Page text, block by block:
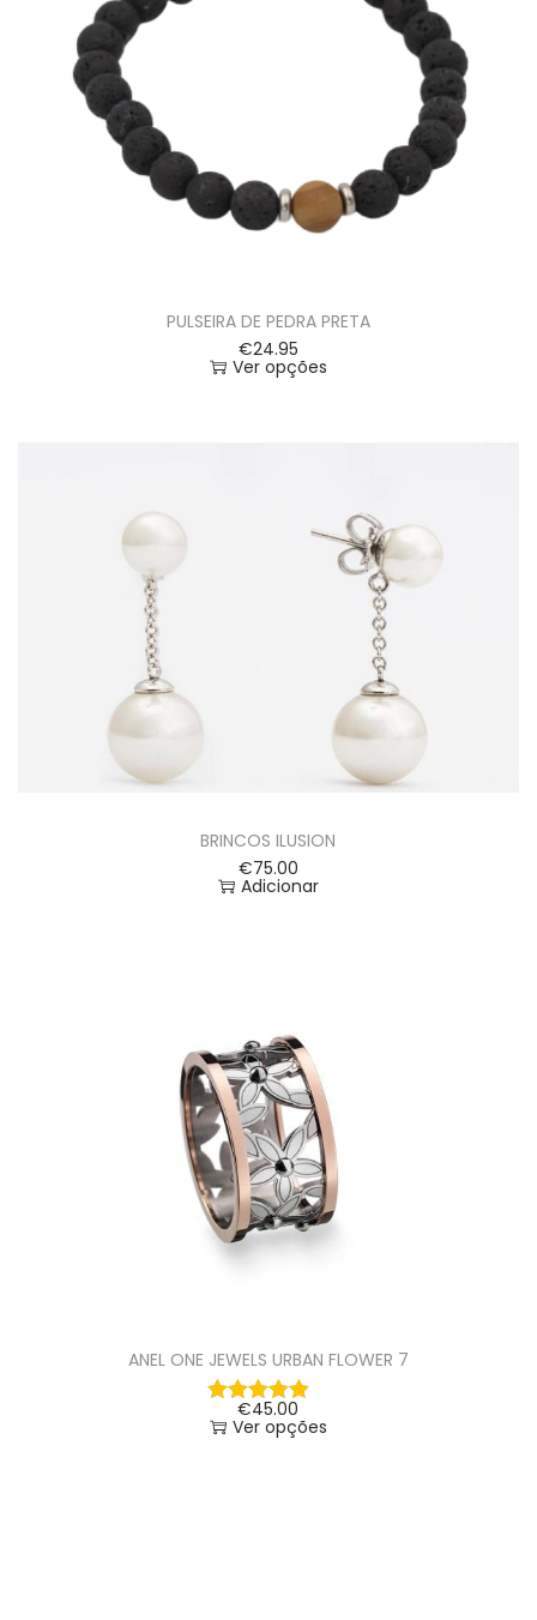
PULSEIRA DE PEDRA PRETA
€24.95
Ver opções
BRINCOS ILUSION
€75.00
Adicionar
ANEL ONE JEWELS URBAN FLOWER 7
€45.00
Ver opções